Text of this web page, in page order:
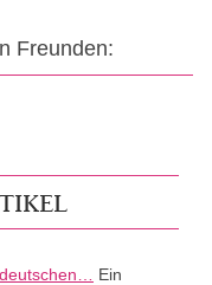
Freunden:
Ein